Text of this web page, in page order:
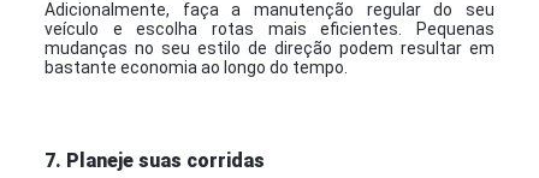
Adicionalmente, faça a manutenção regular do seu
veículo e escolha rotas mais eficientes. Pequenas
mudanças no seu estilo de direção podem resultar em
bastante economia ao longo do tempo.
7. Planeje suas corridas